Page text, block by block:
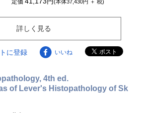
定価 (本体37,430円 ＋ 税)
詳しく見る
に登録 いいね
4th ed.
of Lever's Histopathology of Sk